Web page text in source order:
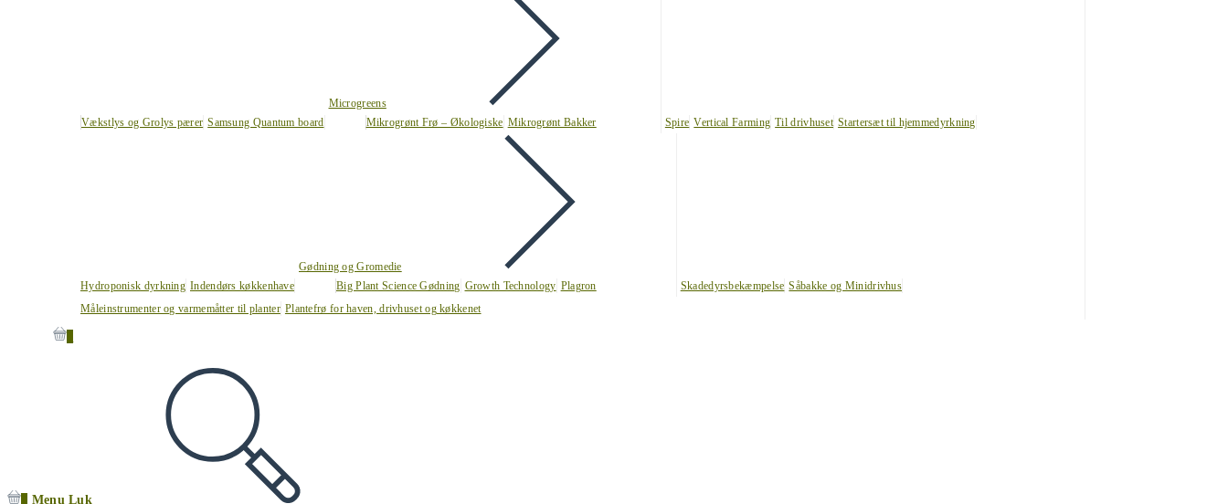
Vækstlys og Grolys pærer Samsung Quantum board
Microgreens
Mikrogrønt Frø – Økologiske Mikrogrønt Bakker Spire Vertical Farming Til drivhuset Startersæt til hjemmedyrkning
Hydroponisk dyrkning Indendørs køkkenhave
Gødning og Gromedie
Big Plant Science Gødning Growth Technology Plagron Skadedyrsbekæmpelse Såbakke og Minidrivhus
Måleinstrumenter og varmemåtter til planter Plantefrø for haven, drivhuset og køkkenet
Menu Luk